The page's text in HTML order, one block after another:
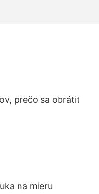
prečo sa obrátiť
na mieru